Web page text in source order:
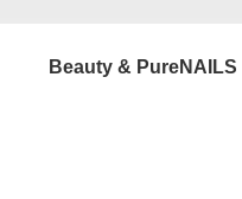
Beauty & PureNAILS